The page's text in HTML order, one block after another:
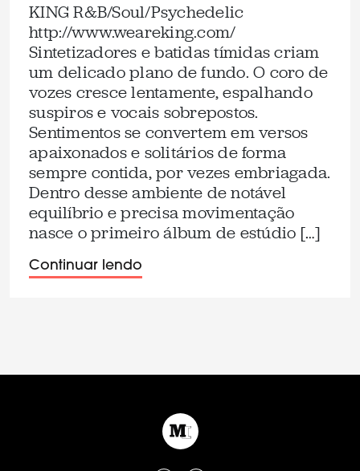
KING R&B/Soul/Psychedelic
http://www.weareking.com/
Sintetizadores e batidas tímidas criam
um delicado plano de fundo. O coro de
vozes cresce lentamente, espalhando
suspiros e vocais sobrepostos.
Sentimentos se convertem em versos
apaixonados e solitários de forma
sempre contida, por vezes embriagada.
Dentro desse ambiente de notável
equilíbrio e precisa movimentação
nasce o primeiro álbum de estúdio […]
Continuar lendo